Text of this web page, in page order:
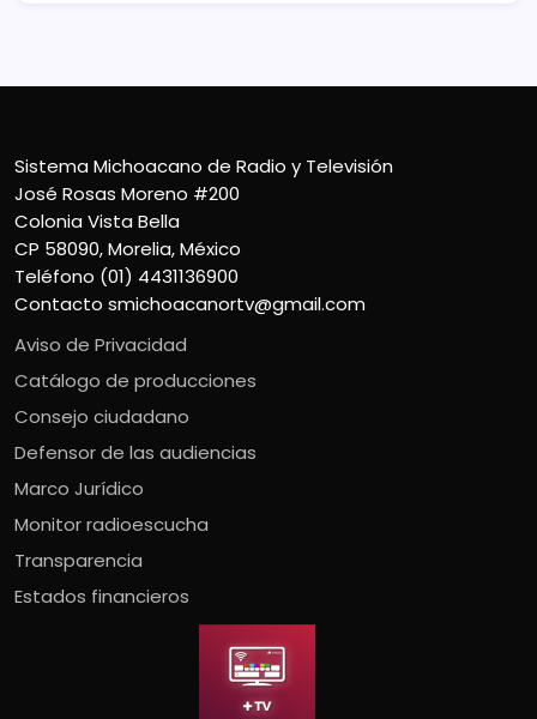
Sistema Michoacano de Radio y Televisión
José Rosas Moreno #200
Colonia Vista Bella
CP 58090, Morelia, México
Teléfono (01) 4431136900
Contacto smichoacanortv@gmail.com
Aviso de Privacidad
Catálogo de producciones
Consejo ciudadano
Defensor de las audiencias
Marco Jurídico
Monitor radioescucha
Transparencia
Estados financieros